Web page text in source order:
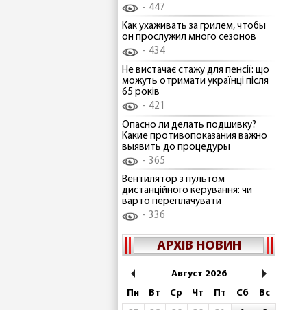
447
Как ухаживать за грилем, чтобы
он прослужил много сезонов
434
Не вистачає стажу для пенсії: що
можуть отримати українці після
65 років
421
Опасно ли делать подшивку?
Какие противопоказания важно
выявить до процедуры
365
Вентилятор з пультом
дистанційного керування: чи
варто переплачувати
336
АРХІВ НОВИН
Август 2026
Пн
Вт Ср Чт Пт Сб
Вс